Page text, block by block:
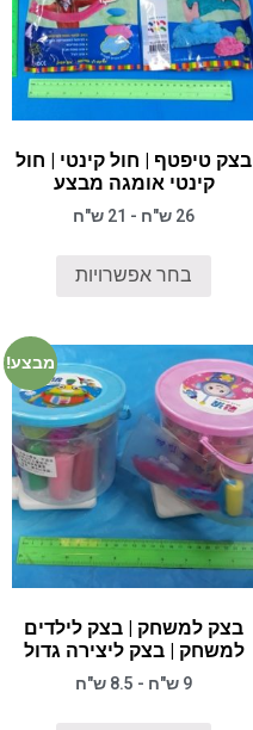
בצק טיפטף | חול קינטי | חול
קינטי אומגה מבצע
26 ש"ח - 21 ש"ח
בחר אפשרויות
מבצע!
בצק למשחק | בצק לילדים
למשחק | בצק ליצירה גדול
9 ש"ח - 8.5 ש"ח